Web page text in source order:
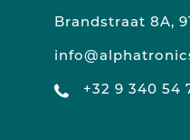
Brandstraat 8A,
+32 9 340 54